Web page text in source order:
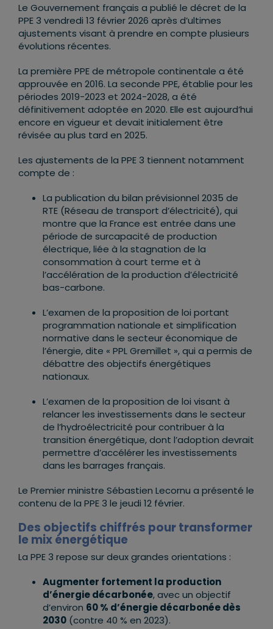
Le Gouvernement français a publié le décret de la
PPE 3 vendredi 13 février 2026 après d’ultimes
ajustements visant à prendre en compte plusieurs
évolutions récentes.
La première PPE de métropole continentale a été
approuvée en 2016. La seconde PPE, établie pour les
périodes 2019-2023 et 2024-2028, a été
définitivement adoptée en 2020. Elle est aujourd’hui
encore en vigueur et devait initialement être
révisée au plus tard en 2025.
Les ajustements de la PPE 3 tiennent notamment
compte de :
La publication du bilan prévisionnel 2035 de
RTE(Réseau de transport d’électricité), qui
montre que la France est entrée dans une
période de surcapacité de production
électrique, liée à la stagnation de la
consommation à court terme et à
l’accélération de la production d’électricité
bas-carbone.
L’examen de la proposition de loi portant
programmation nationale et simplification
normative dans le secteur économique de
l’énergie, dite « PPL Gremillet », qui a permis de
débattre des objectifs énergétiques
nationaux.
L’examen de la proposition de loi visant à
relancer les investissements dans le secteur
de l’hydroélectricité pour contribuer à la
transition énergétique, dont l’adoption devrait
permettre d’accélérer les investissements
dans les barrages français.
Le Premier ministre Sébastien Lecornu a présenté le
contenu de la PPE 3 le jeudi 12 février.
Des objectifs chiffrés pour transformer
le mix énergétique
La PPE 3 repose sur deux grandes orientations :
Augmenter fortement la production
d’énergie décarbonée, avec un objectif
d’environ 60 % d’énergie décarbonée dès
2030(contre 40 % en 2023).